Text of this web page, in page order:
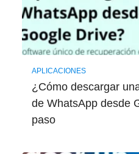
APLICACIONES
¿Cómo descargar
de WhatsApp desde
paso